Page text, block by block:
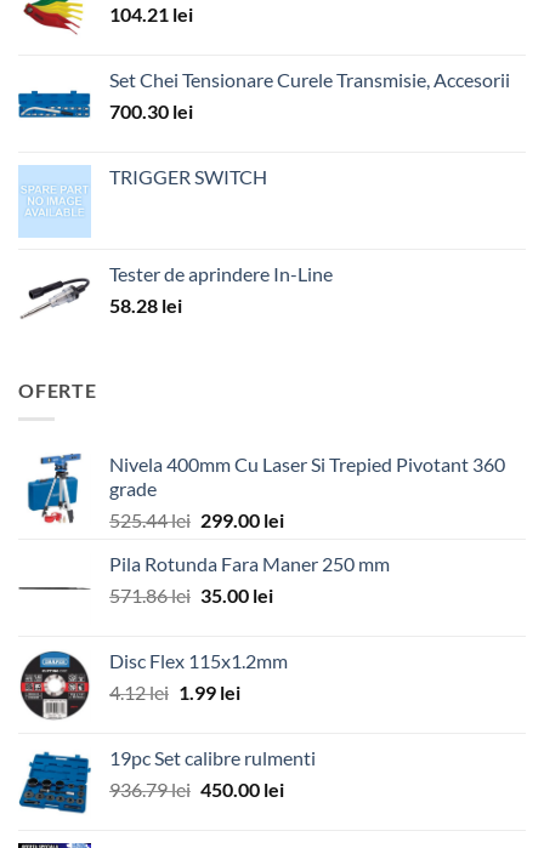
104.21 lei
Set Chei Tensionare Curele Transmisie, Accesorii
700.30 lei
TRIGGER SWITCH
Tester de aprindere In-Line
58.28 lei
OFERTE
Nivela 400mm Cu Laser Si Trepied Pivotant 360
grade
525.44lei Prețul
a
fost:
299.00 leiPrețul
este:
Pila Rotunda Fara Maner 250 mm
571.86lei Prețul
fost:
571.86 lei.
35.00 leiPrețul
35.00 lei.
Disc Flex 115x1.2mm
4.12lei Prețul
fost:
4.12 lei.
1.99 leiPrețul
1.99 lei.
19pc Set calibre rulmenti
936.79lei Prețul
450.00 leiPrețul